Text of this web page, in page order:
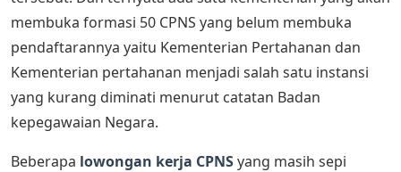
membuka formasi 50 CPNS yang belum membuka
pendaftarannya yaitu Kementerian Pertahanan dan
Kementerian pertahanan menjadi salah satu instansi
yang kurang diminati menurut catatan Badan
kepegawaian Negara.
Beberapa lowongan kerja CPNSyang masih sepi